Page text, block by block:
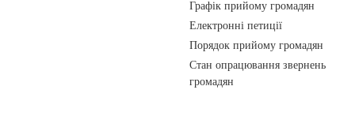
Графік прийому громадян
Електронні петиції
Порядок прийому громадян
Стан опрацювання звернень
громадян